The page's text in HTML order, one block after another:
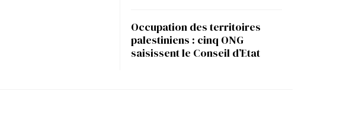
Occupation des territoires
palestiniens : cinq ONG
saisissent le Conseil d’Etat